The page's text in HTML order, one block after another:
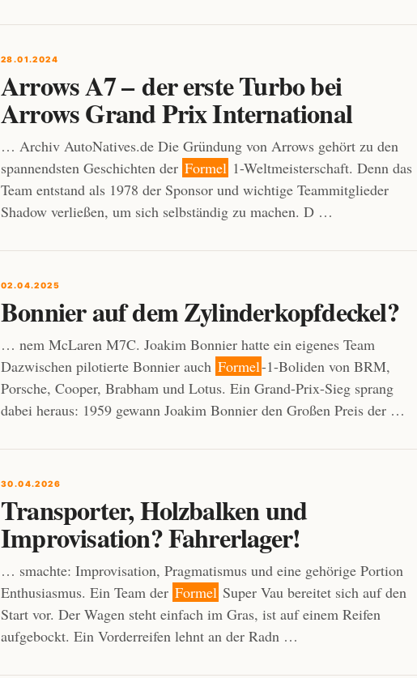
28.01.2024
Arrows A7 – der erste Turbo bei
Arrows Grand Prix International
… Archiv AutoNatives.de Die Gründung von Arrows gehört zu den
spannendsten Geschichten der Formel 1-Weltmeisterschaft. Denn das
Team entstand als 1978 der Sponsor und wichtige Teammitglieder
Shadow verließen, um sich selbständig zu machen. D …
02.04.2025
Bonnier auf dem Zylinderkopfdeckel?
… nem McLaren M7C. Joakim Bonnier hatte ein eigenes Team
Dazwischen pilotierte Bonnier auch Formel-1-Boliden von BRM,
Porsche, Cooper, Brabham und Lotus. Ein Grand-Prix-Sieg sprang
dabei heraus: 1959 gewann Joakim Bonnier den Großen Preis der …
30.04.2026
Transporter, Holzbalken und
Improvisation? Fahrerlager!
… smachte: Improvisation, Pragmatismus und eine gehörige Portion
Enthusiasmus. Ein Team der Formel Super Vau bereitet sich auf den
Start vor. Der Wagen steht einfach im Gras, ist auf einem Reifen
aufgebockt. Ein Vorderreifen lehnt an der Radn …